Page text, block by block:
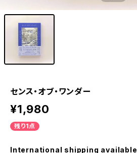
センス・オブ・ワンダー
¥1,980
残り1点
International shipping available